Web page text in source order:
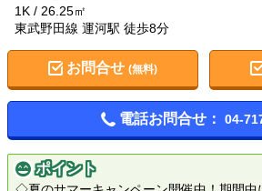
1K
26.25㎡
東武野田線 運河駅 徒歩8分
お問合せ (無料)
電話お問合せ： 04-
ポイント